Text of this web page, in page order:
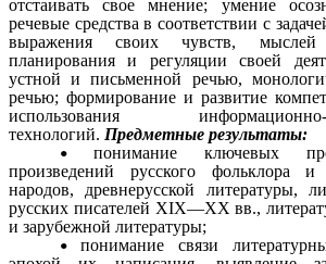
отстаивать свое мнение; умение
речевые средства в соответствии с
выражения своих чувств, мыслей
планирования и регуляции своей
устной и письменной речью,
речью; формирование и развитие
использования информационно-
технологий. Предметные результаты:
понимание ключевых
произведений русского фольклора
народов, древнерусской литературы,
русских писателей XIX—XX вв.,
и зарубежной литературы;
понимание связи